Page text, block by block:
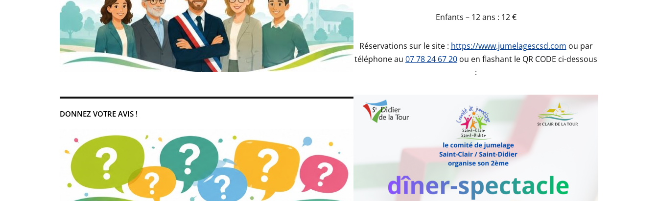
DONNEZ VOTRE AVIS !
Enfants – 12 ans : 12 €
Réservations sur le site : https://www.jumelagescsd.com ou par
téléphone au 07 78 24 67 20 ou en flashant le QR CODE ci-dessous
: